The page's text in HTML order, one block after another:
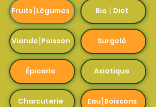
Fruits⎮Légumes Bio ⎮ Diet
Viande⎮Poisson Surgelé
Épicerie Asiatique
Charcuterie Eau⎮Boissons